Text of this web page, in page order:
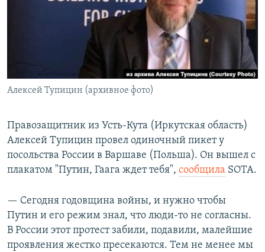
РАСПИСАНИЕ ВЕЩАНИЯ
ПОДПИШИТЕСЬ НА РАССЫЛКУ
Все сайты РСЕ/РС
Алексей Тупицин (архивное фото)
Правозащитник из Усть-Кута (Иркутская область)
Алексей Тупицин провел одиночный пикет у
посольства России в Варшаве (Польша). Он вышел с
плакатом "Путин, Гаага ждет тебя", сообщила SOTA.
— Сегодня годовщина войны, и нужно чтобы
Путин и его режим знал, что люди-то не согласны.
В России этот протест забили, подавили, малейшие
проявления жестко пресекаются. Тем не менее мы